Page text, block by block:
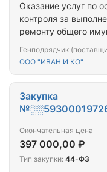
Оказание услуг по
контроля за
ремонту общего
Рыбновский
Генподрядчик
ООО "ИВАН И КО"
Закупка
Окончательная цена
397 000,00 ₽
Тип закупки: 44-ФЗ